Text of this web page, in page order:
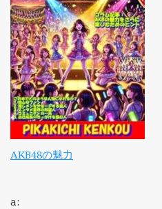
AKB48の魅力
a: